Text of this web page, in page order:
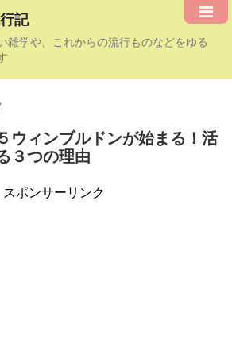
記
雑学や、これからの流行ものなどをゆる
ウィンブルドンが始まる！活
３つの理由
スポンサーリンク